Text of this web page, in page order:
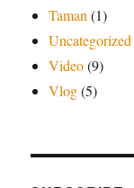
Taman (1)
Uncategorized
Video(9)
Vlog(5)